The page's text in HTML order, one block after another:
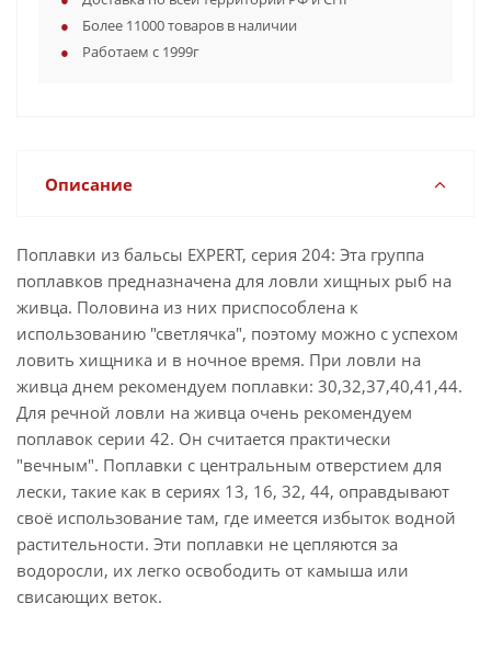
Более 11000 товаров в наличии
Работаем с 1999г
Описание
Поплавки из бальсы EXPERT, серия 204: Эта группа
поплавков предназначена для ловли хищных рыб на
живца. Половина из них приспособлена к
использованию "светлячка", поэтому можно с успехом
ловить хищника и в ночное время. При ловли на
живца днем рекомендуем поплавки: 30,32,37,40,41,44.
Для речной ловли на живца очень рекомендуем
поплавок серии 42. Он считается практически
"вечным". Поплавки с центральным отверстием для
лески, такие как в сериях 13, 16, 32, 44, оправдывают
своё использование там, где имеется избыток водной
растительности. Эти поплавки не цепляются за
водоросли, их легко освободить от камыша или
свисающих веток.